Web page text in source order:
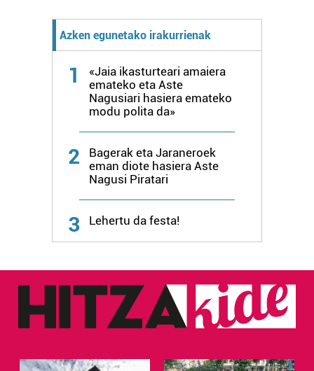
Azken egunetako irakurrienak
1
«Jaia ikasturteari amaiera
emateko eta Aste
Nagusiari hasiera emateko
modu polita da»
2
Bagerak eta Jaraneroek
eman diote hasiera Aste
Nagusi Piratari
3 Lehertu da festa!